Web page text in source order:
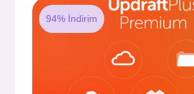
94% İndirim